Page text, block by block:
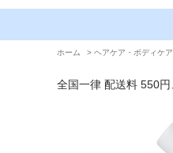
ホーム > ヘアケア・ボディケア
全国一律 配送料 550